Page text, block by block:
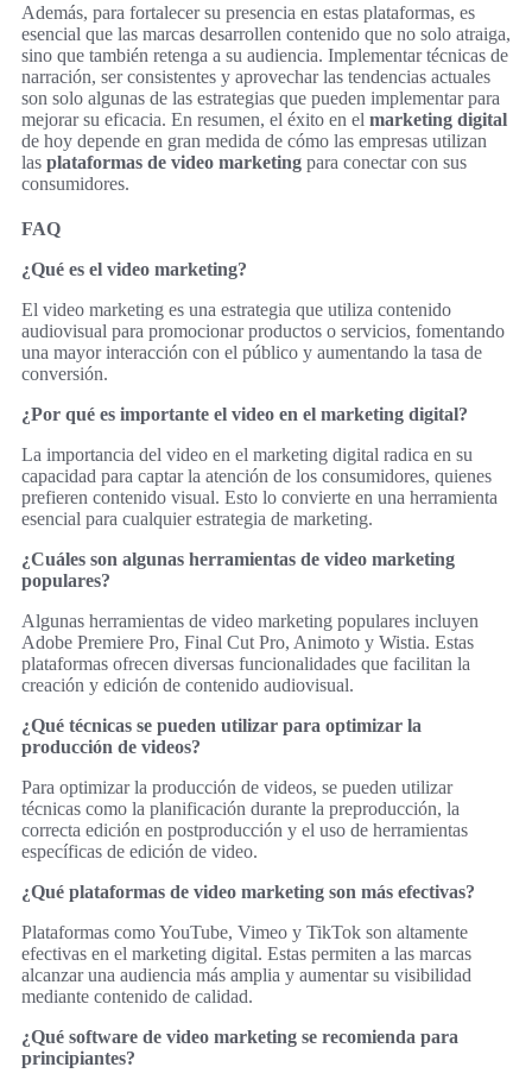
Además, para fortalecer su presencia en estas plataformas, es
esencial que las marcas desarrollen contenido que no solo atraiga,
sino que también retenga a su audiencia. Implementar técnicas de
narración, ser consistentes y aprovechar las tendencias actuales
son solo algunas de las estrategias que pueden implementar para
mejorar su eficacia. En resumen, el éxito en el marketing digital
de hoy depende en gran medida de cómo las empresas utilizan
las plataformas de video marketing para conectar con sus
consumidores.
FAQ
¿Qué es el video marketing?
El video marketing es una estrategia que utiliza contenido
audiovisual para promocionar productos o servicios, fomentando
una mayor interacción con el público y aumentando la tasa de
conversión.
¿Por qué es importante el video en el marketing digital?
La importancia del video en el marketing digital radica en su
capacidad para captar la atención de los consumidores, quienes
prefieren contenido visual. Esto lo convierte en una herramienta
esencial para cualquier estrategia de marketing.
¿Cuáles son algunas herramientas de video marketing
populares?
Algunas herramientas de video marketing populares incluyen
Adobe Premiere Pro, Final Cut Pro, Animoto y Wistia. Estas
plataformas ofrecen diversas funcionalidades que facilitan la
creación y edición de contenido audiovisual.
¿Qué técnicas se pueden utilizar para optimizar la
producción de videos?
Para optimizar la producción de videos, se pueden utilizar
técnicas como la planificación durante la preproducción, la
correcta edición en postproducción y el uso de herramientas
específicas de edición de video.
¿Qué plataformas de video marketing son más efectivas?
Plataformas como YouTube, Vimeo y TikTok son altamente
efectivas en el marketing digital. Estas permiten a las marcas
alcanzar una audiencia más amplia y aumentar su visibilidad
mediante contenido de calidad.
¿Qué software de video marketing se recomienda para
principiantes?